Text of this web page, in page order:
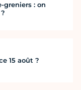
greniers : on
15 août ?